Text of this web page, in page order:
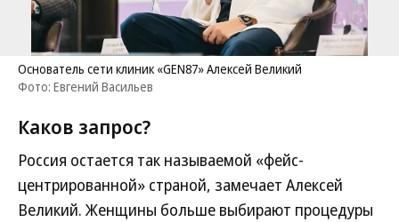
Основатель сети клиник «GEN87» Алексей Великий
Фото: Евгений Васильев
Каков запрос?
Россия остается так называемой «фейс-
центрированной» страной, замечает Алексей
Великий. Женщины больше выбирают процедуры